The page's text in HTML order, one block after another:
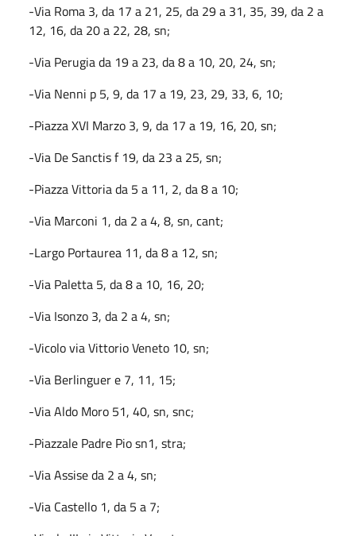
-Via Roma 3, da 17 a 21, 25, da 29 a 31, 35, 39, da 2 a
12, 16, da 20 a 22, 28, sn;
-Via Perugia da 19 a 23, da 8 a 10, 20, 24, sn;
-Via Nenni p 5, 9, da 17 a 19, 23, 29, 33, 6, 10;
-Piazza XVI Marzo 3, 9, da 17 a 19, 16, 20, sn;
-Via De Sanctis f 19, da 23 a 25, sn;
-Piazza Vittoria da 5 a 11, 2, da 8 a 10;
-Via Marconi 1, da 2 a 4, 8, sn, cant;
-Largo Portaurea 11, da 8 a 12, sn;
-Via Paletta 5, da 8 a 10, 16, 20;
-Via Isonzo 3, da 2 a 4, sn;
-Vicolo via Vittorio Veneto 10, sn;
-Via Berlinguer e 7, 11, 15;
-Via Aldo Moro 51, 40, sn, snc;
-Piazzale Padre Pio sn1, stra;
-Via Assise da 2 a 4, sn;
-Via Castello 1, da 5 a 7;